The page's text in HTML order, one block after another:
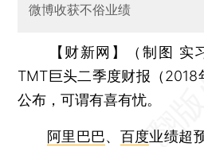
微博收获不俗业绩
【财新网】（制图 实
TMT巨头二季度财报（
公布，可谓有喜有忧。
阿里巴巴、 百度业绩超